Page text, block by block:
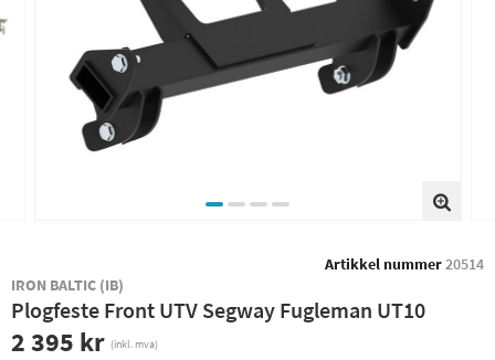
Artikkel nummer20514
IRON BALTIC (IB)
Plogfeste Front UTV Segway Fugleman UT10
2 395 kr (inkl. mva)